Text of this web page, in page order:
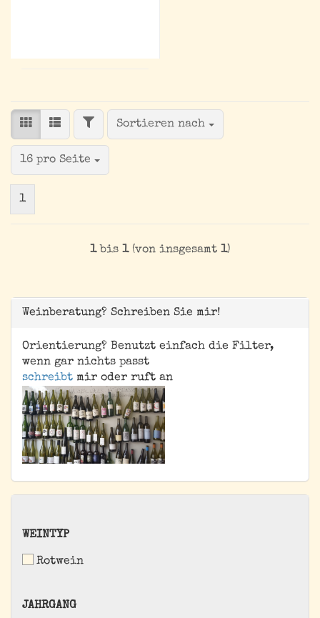
FILTERSortieren nach
Sortieren nach
16 pro Seite
pro Seite
1
1bis 1(von insgesamt 1)
Weinberatung? Schreiben Sie mir!
Orientierung? Benutzt einfach die Filter,
wenn gar nichts passt
schreibt mir oder ruft an
WEINTYP
WEINTYP
Rotwein
JAHRGANG
JAHRGANG